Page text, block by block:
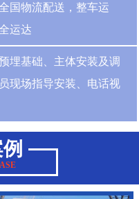
国物流配送，整车运
运达
埋基础、主体安装及调
现场指导安装、电话视